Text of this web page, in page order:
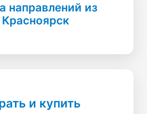
направлений из
Красноярск
и купить